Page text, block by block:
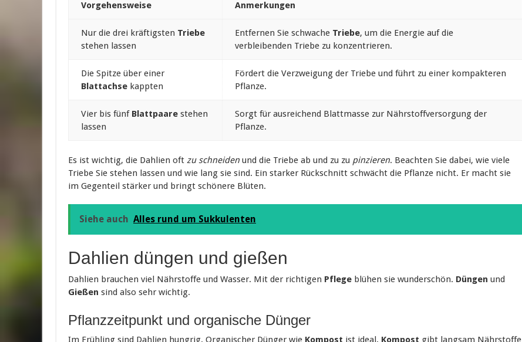
Vorgehensweise
Anmerkungen
Nur die drei kräftigsten Triebe
stehen lassen
Entfernen Sie schwache Triebe, um die Energie auf die
verbleibenden Triebe zu konzentrieren.
Die Spitze über einer
Blattachsekappten
Fördert die Verzweigung der Triebe und führt zu einer kompakteren
Pflanze.
Vier bis fünf Blattpaarestehen
lassen
Sorgt für ausreichend Blattmasse zur Nährstoffversorgung der
Pflanze.
Es ist wichtig, die Dahlien oft zu schneiden und die Triebe ab und zu zu pinzieren. Beachten Sie dabei, wie viele
Triebe Sie stehen lassen und wie lang sie sind. Ein starker Rückschnitt schwächt die Pflanze nicht. Er macht sie
im Gegenteil stärker und bringt schönere Blüten.
Siehe auch Alles rund um Sukkulenten
Dahlien düngen und gießen
Dahlien brauchen viel Nährstoffe und Wasser. Mit der richtigen Pflege blühen sie wunderschön. Düngen und
Gießen sind also sehr wichtig.
Pflanzzeitpunkt und organische Dünger